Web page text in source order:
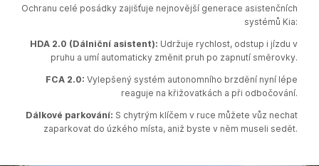
Ochranu celé posádky zajišťuje nejnovější generace asistenčních
systémů Kia:
HDA 2.0 (Dálniční asistent): Udržuje rychlost, odstup i jízdu v
pruhu a umí automaticky změnit pruh po zapnutí směrovky.​
FCA 2.0: Vylepšený systém autonomního brzdění nyní lépe
reaguje na křižovatkách a při odbočování.​
Dálkové parkování: S chytrým klíčem v ruce můžete vůz nechat
zaparkovat do úzkého místa, aniž byste v něm museli sedět.